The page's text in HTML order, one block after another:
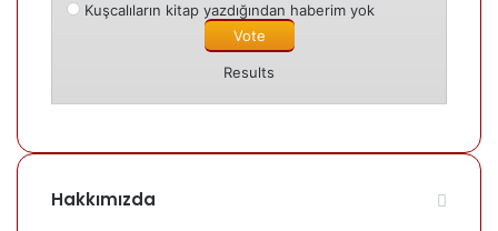
Kuşcalıların kitap yazdığından haberim yok
Results
Hakkımızda